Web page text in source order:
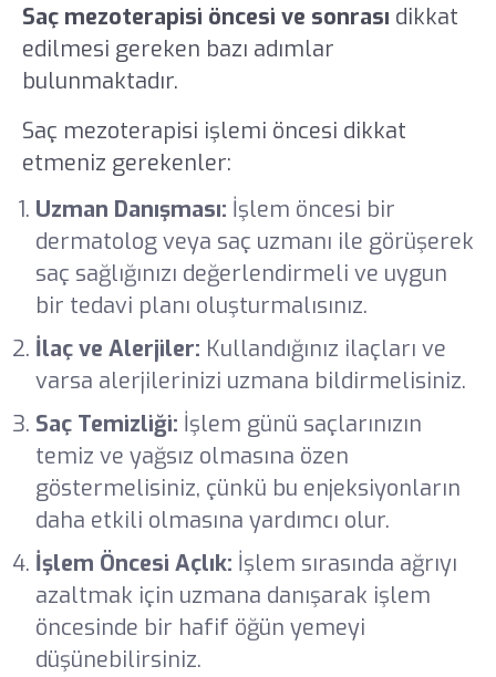
Saç mezoterapisi öncesi ve sonrası dikkat
edilmesi gereken bazı adımlar
bulunmaktadır.
Saç mezoterapisi işlemi öncesi dikkat
etmeniz gerekenler:
Uzman Danışması: İşlem öncesi bir
dermatolog veya saç uzmanı ile görüşerek
saç sağlığınızı değerlendirmeli ve uygun
bir tedavi planı oluşturmalısınız.
İlaç ve Alerjiler: Kullandığınız ilaçları ve
varsa alerjilerinizi uzmana bildirmelisiniz.
Saç Temizliği: İşlem günü saçlarınızın
temiz ve yağsız olmasına özen
göstermelisiniz, çünkü bu enjeksiyonların
daha etkili olmasına yardımcı olur.
İşlem Öncesi Açlık: İşlem sırasında ağrıyı
azaltmak için uzmana danışarak işlem
öncesinde bir hafif öğün yemeyi
düşünebilirsiniz.